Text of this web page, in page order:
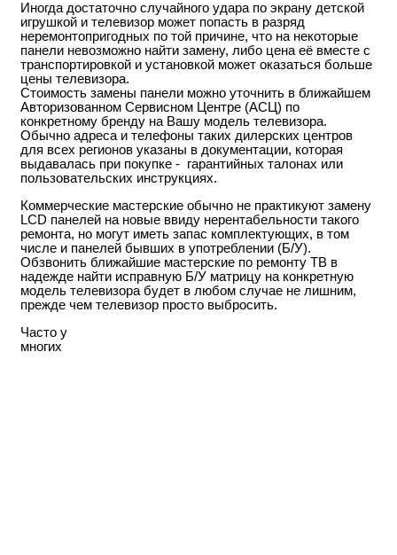
Иногда достаточно случайного удара по экрану детской
игрушкой и телевизор может попасть в разряд
неремонтопригодных по той причине, что на некоторые
панели невозможно найти замену, либо цена её вместе с
транспортировкой и установкой может оказаться больше
цены телевизора.
Стоимость замены панели можно уточнить в ближайшем
Авторизованном Сервисном Центре (АСЦ) по
конкретному бренду на Вашу модель телевизора.
Обычно адреса и телефоны таких дилерских центров
для всех регионов указаны в документации, которая
выдавалась при покупке - гарантийных талонах или
пользовательских инструкциях.
Коммерческие мастерские обычно не практикуют замену
LCD панелей на новые ввиду нерентабельности такого
ремонта, но могут иметь запас комплектующих, в том
числе и панелей бывших в употреблении (Б/У).
Обзвонить ближайшие мастерские по ремонту ТВ в
надежде найти исправную Б/У матрицу на конкретную
модель телевизора будет в любом случае не лишним,
прежде чем телевизор просто выбросить.
Часто у
многих